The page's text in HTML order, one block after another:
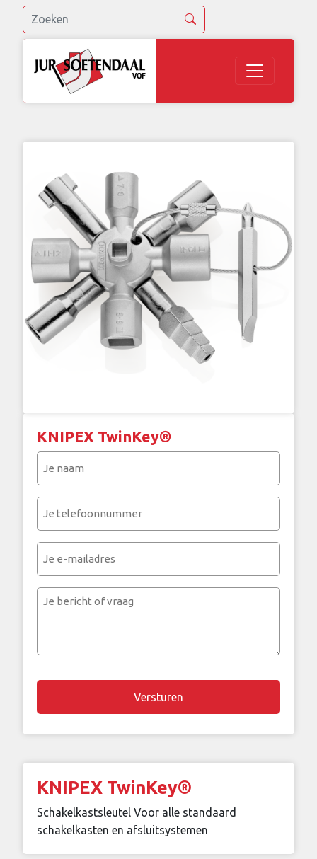
KNIPEX TwinKey®
(Vereist)
(Vereist)
mailadres
Je
Chapta
KNIPEX TwinKey®
Schakelkastsleutel Voor alle standaard
schakelkasten en afsluitsystemen